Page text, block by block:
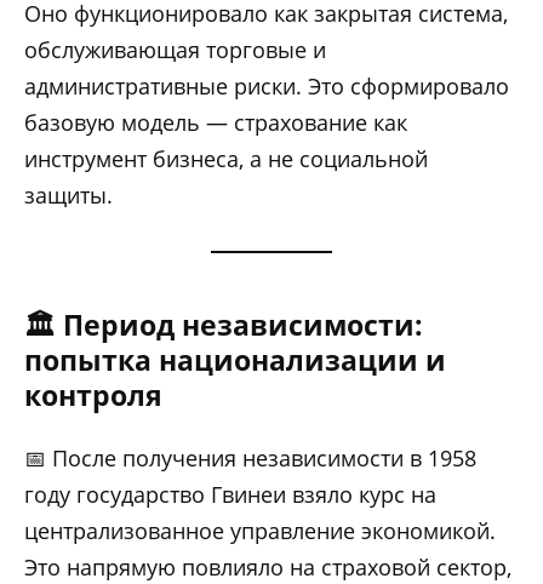
Оно функционировало как закрытая система,
обслуживающая торговые и
административные риски. Это сформировало
базовую модель — страхование как
инструмент бизнеса, а не социальной
защиты.
🏛 Период независимости:
попытка национализации и
контроля
📅 После получения независимости в 1958
году государство Гвинеи взяло курс на
централизованное управление экономикой.
Это напрямую повлияло на страховой сектор,